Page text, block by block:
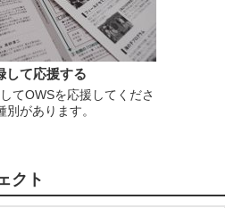
して応援する
てOWSを応援してくださ
があります。
クト